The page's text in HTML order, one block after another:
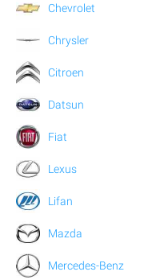
Chevrolet
Chrysler
Citroen
Datsun
Fiat
Lexus
Lifan
Mazda
Mercedes-Benz